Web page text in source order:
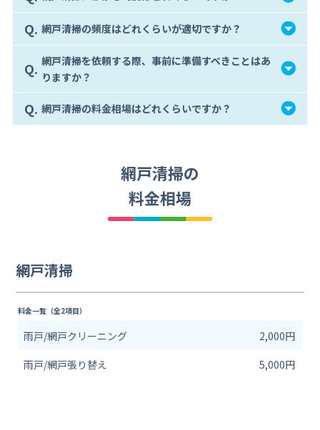
Q. 網戸清掃の頻度はどれくらいが適切ですか？
Q. 網戸清掃を依頼する際、事前に準備すべきことはあ
りますか？
Q. 網戸清掃の料金相場はどれくらいですか？
網戸清掃の
料金相場
網戸清掃
料金一覧（全2項目）
雨戸/網戸クリーニング
2,000円
雨戸/網戸張り替え
5,000円